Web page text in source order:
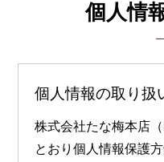
個人情
個人情報の取り扱
株式会社たな梅本店
とおり個人情報保護